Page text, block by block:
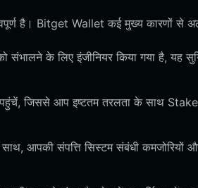
है। Bitget Wallet कई मुख्य कारणों से
के लिए इंजीनियर किया गया है, यह
जिससे आप इष्टतम तरलता के साथ
आपकी संपत्ति सिस्टम संबंधी कमजोरियों और